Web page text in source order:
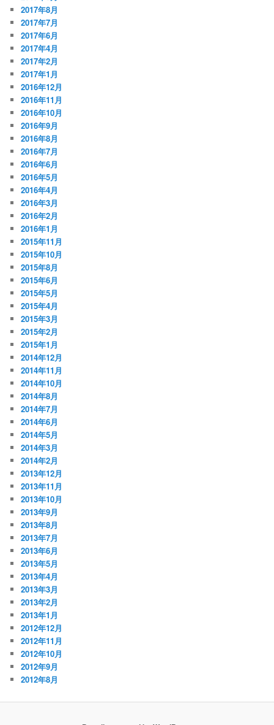
2017年8月
2017年7月
2017年6月
2017年4月
2017年2月
2017年1月
2016年12月
2016年11月
2016年10月
2016年9月
2016年8月
2016年7月
2016年6月
2016年5月
2016年4月
2016年3月
2016年2月
2016年1月
2015年11月
2015年10月
2015年8月
2015年6月
2015年5月
2015年4月
2015年3月
2015年2月
2015年1月
2014年12月
2014年11月
2014年10月
2014年8月
2014年7月
2014年6月
2014年5月
2014年3月
2014年2月
2013年12月
2013年11月
2013年10月
2013年9月
2013年8月
2013年7月
2013年6月
2013年5月
2013年4月
2013年3月
2013年2月
2013年1月
2012年12月
2012年11月
2012年10月
2012年9月
2012年8月